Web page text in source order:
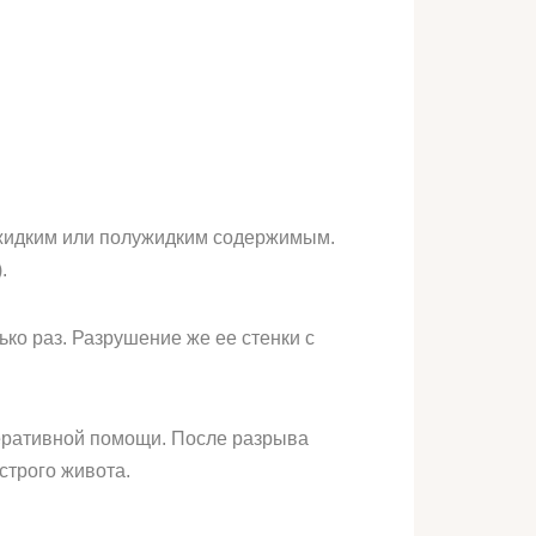
или полужидким содержимым.
раз. Разрушение же ее стенки с
помощи. После разрыва
живота.